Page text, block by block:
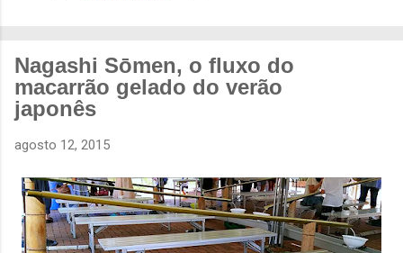
Nagashi Sōmen, o fluxo do
macarrão gelado do verão
japonês
agosto 12, 2015